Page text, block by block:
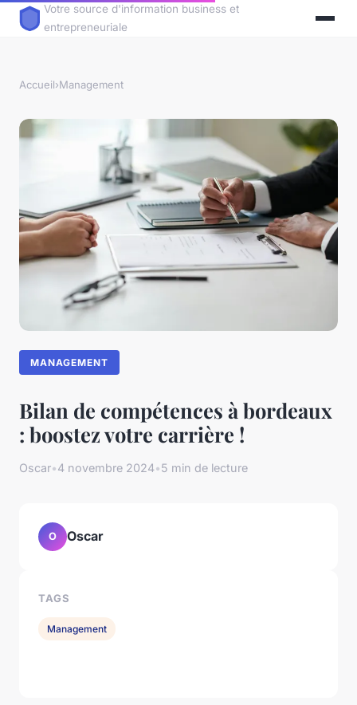
Votre source d'information business et
entrepreneuriale
Accueil›Management
MANAGEMENT
Bilan de compétences à bordeaux
: boostez votre carrière !
Oscar•4 novembre 2024•5 min de lecture
O Oscar
TAGS
Management